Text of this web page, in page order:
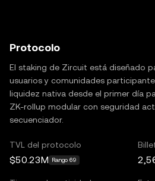
Protocolo
El staking de Zircuit está diseñado
usuarios y comunidades
liquidez nativa desde el primer día
ZK-rollup modular con seguridad
secuenciador.
TVL del protocolo
$50.23M Rango 69